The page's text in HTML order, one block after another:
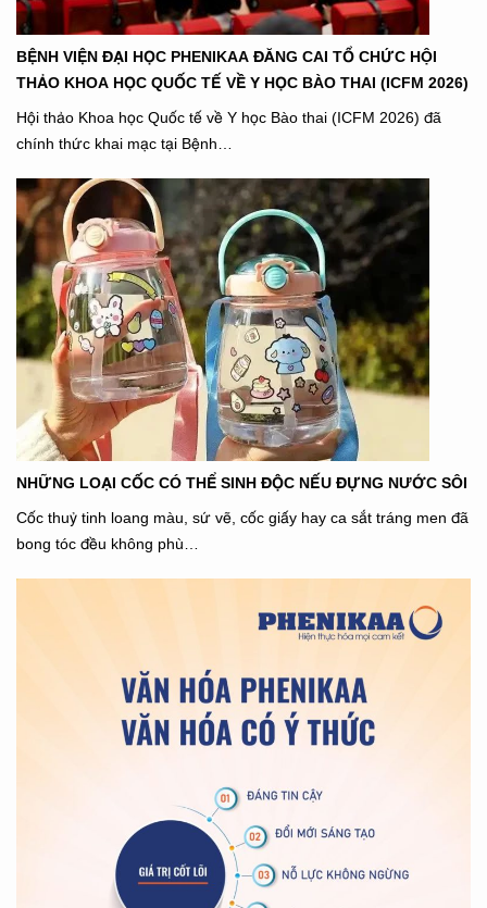
BỆNH VIỆN ĐẠI HỌC PHENIKAA ĐĂNG CAI TỔ CHỨC HỘI
THẢO KHOA HỌC QUỐC TẾ VỀ Y HỌC BÀO THAI (ICFM 2026)
Hội thảo Khoa học Quốc tế về Y học Bào thai (ICFM 2026) đã
chính thức khai mạc tại Bệnh…
NHỮNG LOẠI CỐC CÓ THỂ SINH ĐỘC NẾU ĐỰNG NƯỚC SÔI
Cốc thuỷ tinh loang màu, sứ vẽ, cốc giấy hay ca sắt tráng men đã
bong tóc đều không phù…